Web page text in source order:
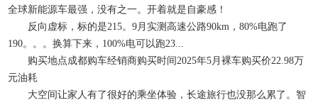
全球新能源车最强，没有之一。开着就是自豪感！
反向虚标，标的是215。9月实测高速公路90km，80%电跑了
190。。。换算下来，100%电可以跑23...
购买地点成都购车经销商购买时间2025年5月裸车购买价22.98万
元油耗
大空间让家人有了很好的乘坐体验，长途旅行也没那么累了。智